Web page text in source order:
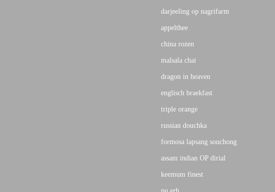
darjeeling op nagrifarm
appelthee
china rozen
malsala chai
dragon in heaven
englisch braekfast
triple orange
russian douchka
formosa lapsang souchong
assam indian OP dirial
keemum finest